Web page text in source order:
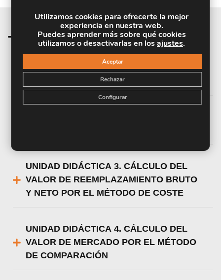
Temario de la materia
UNIDAD DIDÁCTICA 1. ¿QUÉ SON LAS
PERITACIONES INMOBILIARIAS?
UNIDAD DIDÁCTICA 3. CÁLCULO DEL
VALOR DE REEMPLAZAMIENTO BRUTO
Y NETO POR EL MÉTODO DE COSTE
UNIDAD DIDÁCTICA 4. CÁLCULO DEL
VALOR DE MERCADO POR EL MÉTODO
DE COMPARACIÓN
Utilizamos cookies para ofrecerte la mejor
experiencia en nuestra web.
Puedes aprender más sobre qué cookies
utilizamos o desactivarlas en losajustes.
Aceptar
Rechazar
Configurar